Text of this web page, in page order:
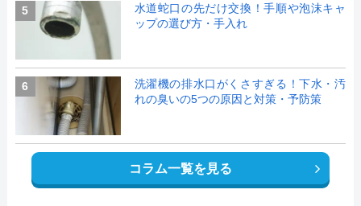
5
水道蛇口の先だけ交換！手順や泡沫キャ
ップの選び方・手入れ
6
洗濯機の排水口がくさすぎる！下水・汚
れの臭いの5つの原因と対策・予防策
コラム一覧を見る